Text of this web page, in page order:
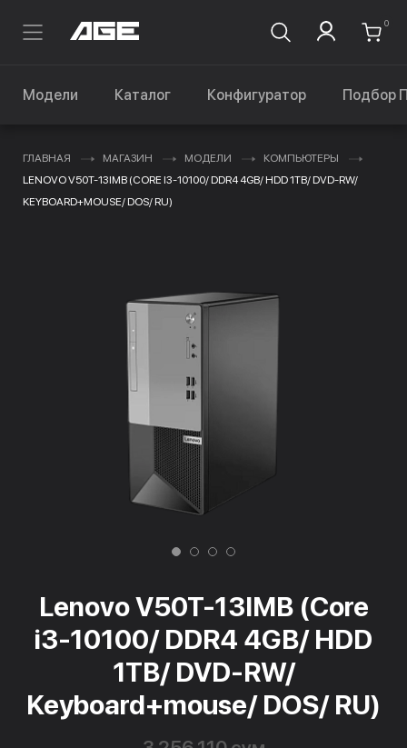
0
Модели Каталог Конфигуратор Подбор
ГЛАВНАЯ МАГАЗИН МОДЕЛИ
КОМПЬЮТЕРЫ
LENOVO V50T-13IMB (CORE I3-10100/ DDR4 4GB/ HDD 1TB/ DVD-RW/
KEYBOARD+MOUSE/ DOS/ RU)
Lenovo V50T-13IMB (Core
i3-10100/ DDR4 4GB/ HDD
1TB/ DVD-RW/
Keyboard+mouse/ DOS/ RU)